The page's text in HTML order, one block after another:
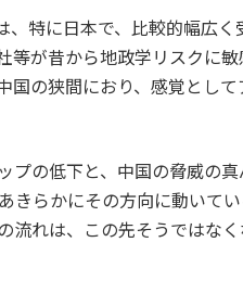
特に日本で、比較的幅広
等が昔から地政学リスクに
国の狭間におり、感覚とし
プの低下と、中国の脅威の
きらかにその方向に動いて
れは、この先そうではなく